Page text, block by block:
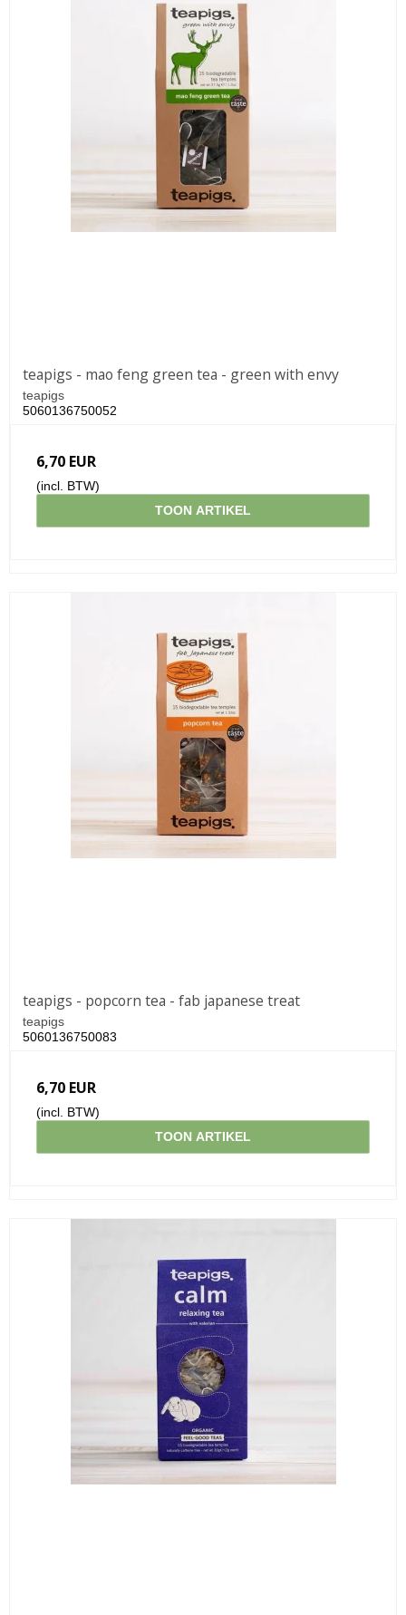
teapigs - mao feng green tea - green with envy
teapigs
5060136750052
6,70 EUR
(incl. BTW)
TOON ARTIKEL
teapigs - popcorn tea - fab japanese treat
teapigs
5060136750083
6,70 EUR
(incl. BTW)
TOON ARTIKEL